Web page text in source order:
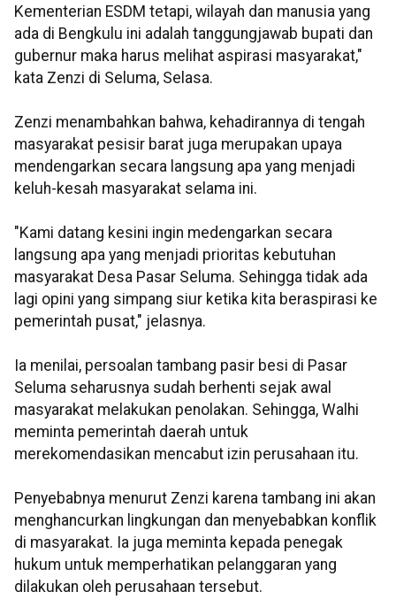
Kementerian ESDM tetapi, wilayah dan manusia yang
ada di Bengkulu ini adalah tanggungjawab bupati dan
gubernur maka harus melihat aspirasi masyarakat,"
kata Zenzi di Seluma, Selasa.
Zenzi menambahkan bahwa, kehadirannya di tengah
masyarakat pesisir barat juga merupakan upaya
mendengarkan secara langsung apa yang menjadi
keluh-kesah masyarakat selama ini.
"Kami datang kesini ingin medengarkan secara
langsung apa yang menjadi prioritas kebutuhan
masyarakat Desa Pasar Seluma. Sehingga tidak ada
lagi opini yang simpang siur ketika kita beraspirasi ke
pemerintah pusat," jelasnya.
Ia menilai, persoalan tambang pasir besi di Pasar
Seluma seharusnya sudah berhenti sejak awal
masyarakat melakukan penolakan. Sehingga, Walhi
meminta pemerintah daerah untuk
merekomendasikan mencabut izin perusahaan itu.
Penyebabnya menurut Zenzi karena tambang ini akan
menghancurkan lingkungan dan menyebabkan konflik
di masyarakat. Ia juga meminta kepada penegak
hukum untuk memperhatikan pelanggaran yang
dilakukan oleh perusahaan tersebut.